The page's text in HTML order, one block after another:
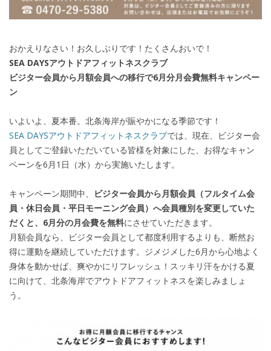
おかえりなさい！お久しぶりです！たくさんおいで！
SEA DAYSアウトドアフィットネスクラブ
ビジター会員から月額会員への移行で6月分月会費無料キャンペー
ン
いよいよ、夏本番。北条海岸が賑やかになる季節です！
SEA DAYSアウトドアフィットネスクラブでは、現在、ビジター会
員としてご登録いただいている皆様を対象にした、お得なキャン
ペーンを6月1日（水）から実施いたします。
キャンペーン期間中、
ビジター会員から月額会員（フルタイム会
員・休日会員・平日モーニング会員）へ会員種別を変更していた
だくと、6月分の月会費を無料にさせていただきます。
月額会員なら、ビジター会員として都度利用するよりも、断然お
得に運動を継続していただけます。ジメジメした6月から心地よく
身体を動かせば、爽やかにリフレッシュ！スッキリ汗をかける夏
に向けて、北条海岸でアウトドアフィットネスを楽しみましょ
う。